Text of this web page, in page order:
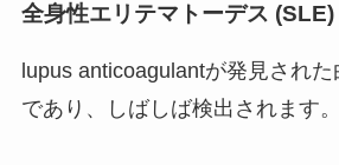
全身性エリテマトーデス (SLE)
lupus anticoagulantが発見され
であり、しばしば検出されます。